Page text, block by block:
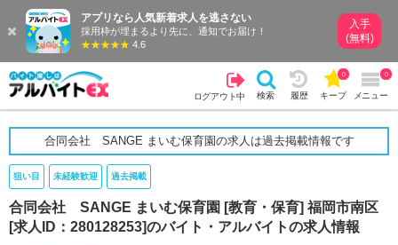
アプリなら人気新着求人を逃さない
採用枠が埋まるより先に、通知でお届け！
4.6
入手
(無料)
ログアウト中 検索 履歴 キープ
0
メニュー
0
合同会社 SANGE まいむ保育園の求人は過去掲載情報です
狙い目 未経験歓迎 過去掲載
合同会社 SANGE まいむ保育園 [教育・保育] 福岡市南区
[求人ID：280128253]のバイト・アルバイトの求人情報